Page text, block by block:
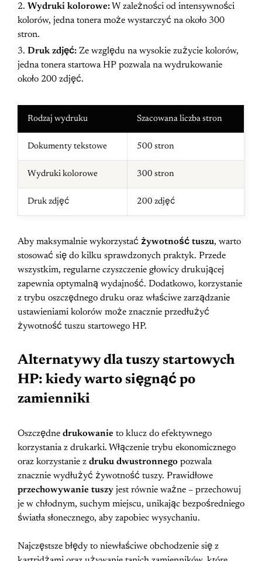
Wydruki kolorowe:W zależności od intensywności
kolorów, jedna tonera może wystarczyć na około 300
stron.
Druk zdjęć: Ze względu na wysokie zużycie kolorów,
jedna tonera startowa HP pozwala na wydrukowanie
około 200 zdjęć.
Rodzaj wydruku Szacowana liczba stron
Dokumenty tekstowe 500 stron
Wydruki kolorowe 300 stron
Druk zdjęć 200 zdjęć
Aby maksymalnie wykorzystać żywotność tuszu, warto
stosować się do kilku sprawdzonych praktyk. Przede
wszystkim, regularne czyszczenie głowicy drukującej
zapewnia optymalną wydajność. Dodatkowo, korzystanie
z trybu oszczędnego druku oraz właściwe zarządzanie
ustawieniami kolorów może znacznie przedłużyć
żywotność tuszu startowego HP.
Alternatywy dla tuszy startowych
HP: kiedy warto sięgnąć po
zamienniki
Oszczędne drukowanie to klucz do efektywnego
korzystania z drukarki. Włączenie trybu ekonomicznego
oraz korzystanie z druku dwustronnego pozwala
znacznie wydłużyć żywotność tuszy. Prawidłowe
przechowywanie tuszy jest równie ważne – przechowuj
je w chłodnym, suchym miejscu, unikając bezpośredniego
światła słonecznego, aby zapobiec wysychaniu.
Najczęstsze błędy to niewłaściwe obchodzenie się z